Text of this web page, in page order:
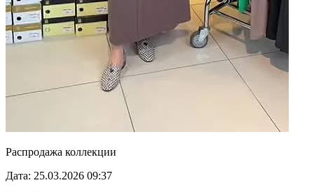
Распродажа коллекции
Дата: 25.03.2026 09:37